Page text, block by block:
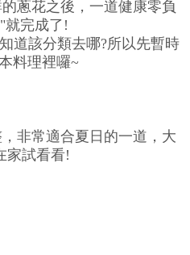
蔥花之後，一道健康零負
就完成了!
道該分類去哪?所以先暫時
料理裡囉~
非常適合夏日的一道，大
家試看看!